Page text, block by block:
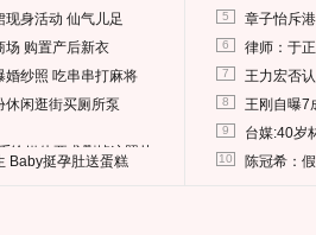
身活动 仙气儿足
场 购置产后新衣
婚纱照 吃串串打麻将
休闲逛街买厕所泵
给媒体要求删掉这照片
Baby挺孕肚送蛋糕
5 章子怡斥
6 律师：于
7 王力宏否
8 王刚自曝7
9 台媒:40岁
10 陈冠希：